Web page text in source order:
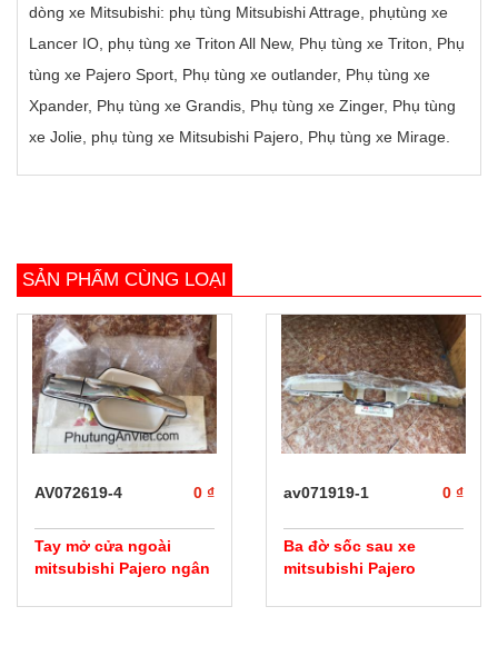
dòng xe Mitsubishi: phụ tùng Mitsubishi Attrage, phụtùng xe
Lancer IO, phụ tùng xe Triton All New, Phụ tùng xe Triton, Phụ
tùng xe Pajero Sport, Phụ tùng xe outlander, Phụ tùng xe
Xpander, Phụ tùng xe Grandis, Phụ tùng xe Zinger, Phụ tùng
xe Jolie, phụ tùng xe Mitsubishi Pajero, Phụ tùng xe Mirage.
SẢN PHẨM CÙNG LOẠI
AV072619-4 0 ₫
Tay mở cửa ngoài
mitsubishi Pajero ngân
av071919-1 0 ₫
Ba đờ sốc sau xe
mitsubishi Pajero
prev next